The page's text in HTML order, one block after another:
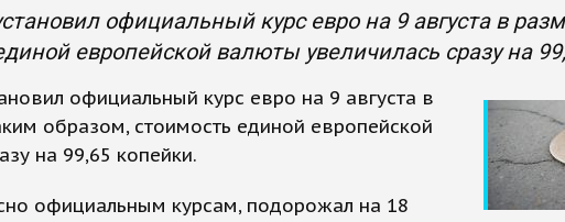
официальный курс евро на 9 августа в
европейской валюты увеличилась сразу на
официальный курс евро на 9 августа в
образом, стоимость единой европейской
на 99,65 копейки.
официальным курсам, подорожал на 18